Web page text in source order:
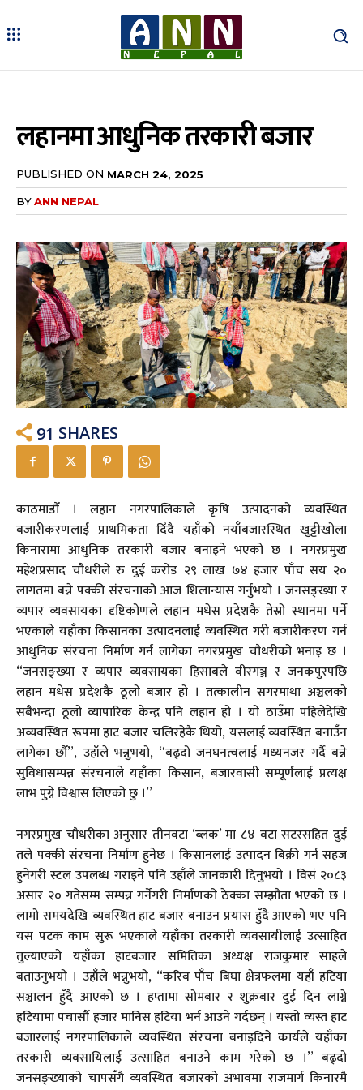
लहानमा आधुनिक तरकारी बजार
PUBLISHED ON MARCH 24, 2025
BYANN NEPAL
91 SHARES
काठमाडौँ । लहान नगरपालिकाले कृषि उत्पादनको व्यवस्थित
बजारीकरणलाई प्राथमिकता दिँदै यहाँको नयाँबजारस्थित खुट्टीखोला
किनारामा आधुनिक तरकारी बजार बनाइने भएको छ । नगरप्रमुख
महेशप्रसाद चौधरीले रु दुई करोड २९ लाख ७४ हजार पाँच सय २०
लागतमा बन्ने पक्की संरचनाको आज शिलान्यास गर्नुभयो । जनसङ्ख्या र
व्यपार व्यवसायका दृष्टिकोणले लहान मधेस प्रदेशकै तेस्रो स्थानमा पर्ने
भएकाले यहाँका किसानका उत्पादनलाई व्यवस्थित गरी बजारीकरण गर्न
आधुनिक संरचना निर्माण गर्न लागेका नगरप्रमुख चौधरीको भनाइ छ ।
“जनसङ्ख्या र व्यपार व्यवसायका हिसाबले वीरगञ्ज र जनकपुरपछि
लहान मधेस प्रदेशकै ठूलो बजार हो । तत्कालीन सगरमाथा अञ्चलको
सबैभन्दा ठूलो व्यापारिक केन्द्र पनि लहान हो । यो ठाउँमा पहिलेदेखि
अव्यवस्थित रूपमा हाट बजार चलिरहेकै थियो, यसलाई व्यवस्थित बनाउँन
लागेका छौँ”, उहाँले भन्नुभयो, “बढ्दो जनघनत्वलाई मध्यनजर गर्दै बन्ने
सुविधासम्पन्न संरचनाले यहाँका किसान, बजारवासी सम्पूर्णलाई प्रत्यक्ष
लाभ पुग्ने विश्वास लिएको छु ।”
नगरप्रमुख चौधरीका अनुसार तीनवटा ‘ब्लक’ मा ८४ वटा सटरसहित दुई
तले पक्की संरचना निर्माण हुनेछ । किसानलाई उत्पादन बिक्री गर्न सहज
हुनेगरी स्टल उपलब्ध गराइने पनि उहाँले जानकारी दिनुभयो । विसं २०८३
असार २० गतेसम्म सम्पन्न गर्नेगरी निर्माणको ठेक्का सम्झौता भएको छ ।
लामो समयदेखि व्यवस्थित हाट बजार बनाउन प्रयास हुँदै आएको भए पनि
यस पटक काम सुरू भएकाले यहाँका तरकारी व्यवसायीलाई उत्साहित
तुल्याएको यहाँका हाटबजार समितिका अध्यक्ष राजकुमार साहले
बताउनुभयो । उहाँले भन्नुभयो, “करिब पाँच बिघा क्षेत्रफलमा यहाँ हटिया
सञ्चालन हुँदै आएको छ । हप्तामा सोमबार र शुक्रबार दुई दिन लाग्ने
हटियामा पचासौँ हजार मानिस हटिया भर्न आउने गर्दछन् । यस्तो व्यस्त हाट
बजारलाई नगरपालिकाले व्यवस्थित संरचना बनाइदिने कार्यले यहाँका
तरकारी व्यवसायिलाई उत्साहित बनाउने काम गरेको छ ।” बढ्दो
जनसङ्ख्याको चापसँगै व्यवस्थित बजारको अभावमा राजमार्ग किनारमै